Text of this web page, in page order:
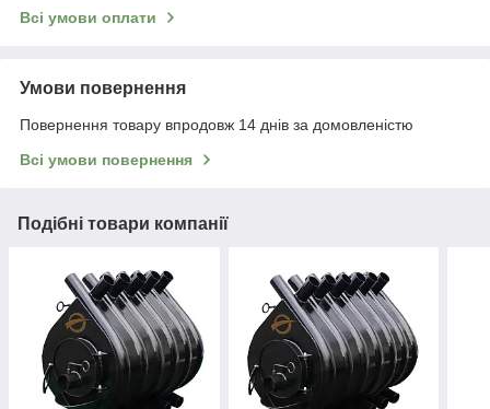
Всі умови оплати
Умови повернення
Повернення товару впродовж 14 днів за домовленістю
Всі умови повернення
Подібні товари компанії